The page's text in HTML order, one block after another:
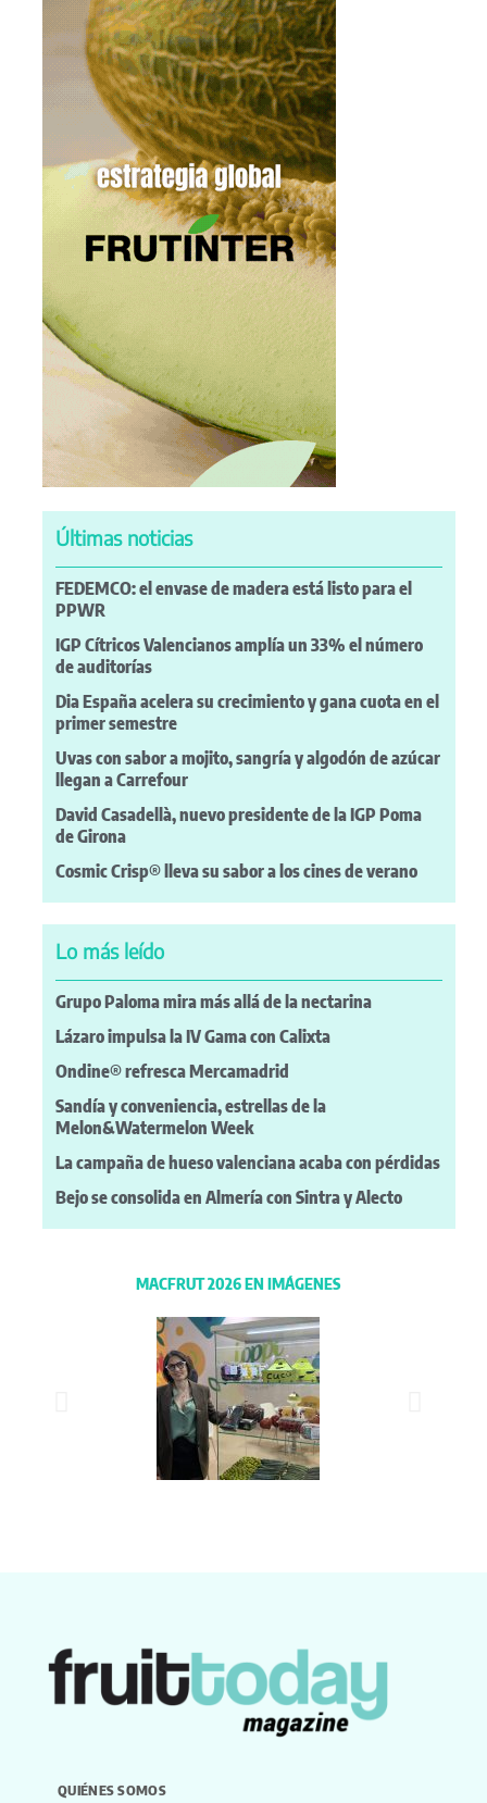
Últimas noticias
FEDEMCO: el envase de madera está listo para el
PPWR
IGP Cítricos Valencianos amplía un 33% el número
de auditorías
Dia España acelera su crecimiento y gana cuota en el
primer semestre
Uvas con sabor a mojito, sangría y algodón de azúcar
llegan a Carrefour
David Casadellà, nuevo presidente de la IGP Poma
de Girona
Cosmic Crisp® lleva su sabor a los cines de verano
Lo más leído
Grupo Paloma mira más allá de la nectarina
Lázaro impulsa la IV Gama con Calixta
Ondine® refresca Mercamadrid
Sandía y conveniencia, estrellas de la
Melon&Watermelon Week
La campaña de hueso valenciana acaba con pérdidas
Bejo se consolida en Almería con Sintra y Alecto
MACFRUT 2026 EN IMÁGENES
QUIÉNES SOMOS